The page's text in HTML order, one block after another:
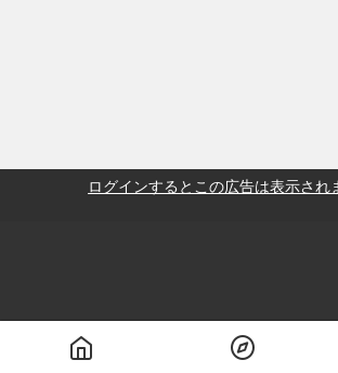
ログインするとこの広告は表示され